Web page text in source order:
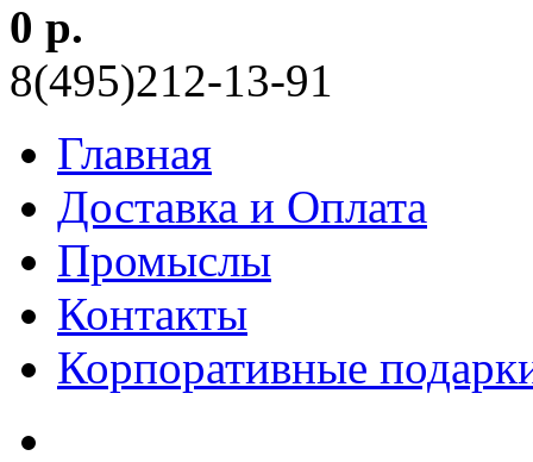
0 р.
8(495)212-13-91
Главная
Доставка и Оплата
Промыслы
Контакты
Корпоративные